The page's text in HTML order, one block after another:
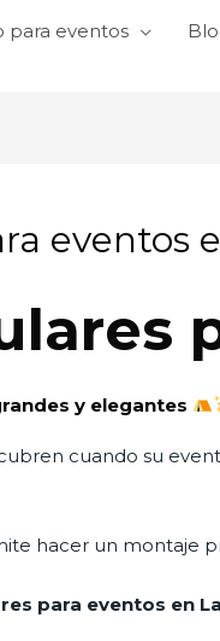
para eventos
eventos
y elegantes
cuando su
hacer un montaje
para eventos en